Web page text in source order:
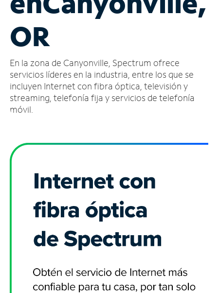
cuenta
Encuentra
tienda
OR
En la zona de Canyonville, Spectrum ofrece
servicios líderes en la industria, entre los que se
incluyen Internet con fibra óptica, televisión y
streaming, telefonía fija y servicios de telefonía
móvil.